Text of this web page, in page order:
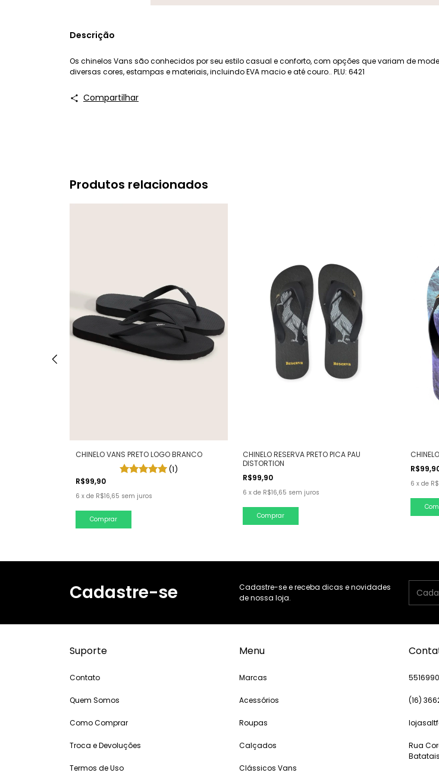
Descrição
Os chinelos Vans são conhecidos por seu estilo casual e conforto, com opções que variam de
diversas cores, estampas e materiais, incluindo EVA macio e até couro.. PLU: 6421
Compartilhar
Produtos relacionados
CHINELO VANS PRETO LOGO BRANCO
(1)
R$99,90
6 x de R$16,65 sem juros
Comprar
CHINELO RESERVA PRETO PICA PAU
DISTORTION
R$99,90
6 xde R$16,65 sem juros
Comprar
6 x de
Cadastre-se
Cadastre-se e receba dicas e novidades
de nossa loja.
Suporte
Contato
Quem Somos
Como Comprar
Troca e Devoluções
Termos de Uso
Menu
Marcas
Acessórios
Roupas
Calçados
Clássicos Vans
(16)
Rua